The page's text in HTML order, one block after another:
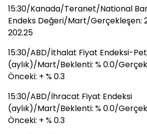
15:30/Kanada/Teranet/National
Endeks Değeri/Mart/Gerçekleşen:
202.25
15:30/ABD/İthalat Fiyat Endeksi-
(aylık)/Mart/Beklenti: % 0.0/
Önceki: + % 0.3
15:30/ABD/İhracat Fiyat Endeksi
(aylık)/Mart/Beklenti: % 0.0/
Önceki: + % 0.3